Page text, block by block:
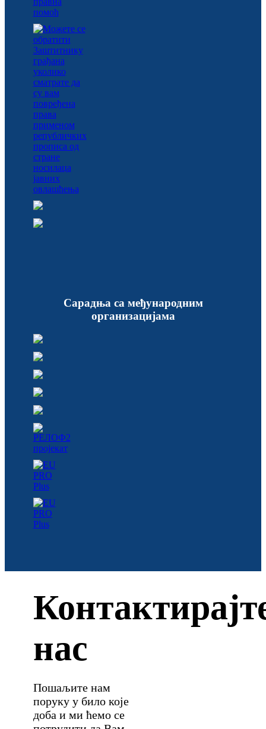
Сарадња са међународним
организацијама
нас
Пошаљите нам
поруку у било које
доба и ми ћемо се